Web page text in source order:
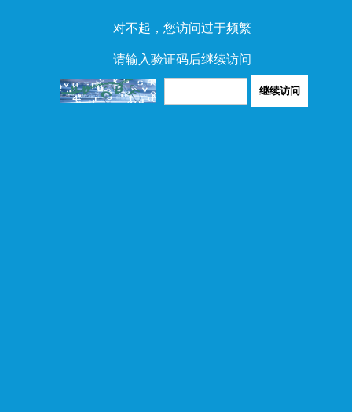
对不起，您访问过于频繁
请输入验证码后继续访问
继续访问